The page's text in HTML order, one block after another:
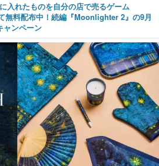
入れたものを自分の店で売るゲーム
無料配布中！続編『Moonlighter 2』の9月
ャンペーン